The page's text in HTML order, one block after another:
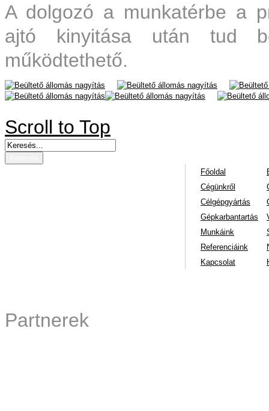
A dolgozó a munkatérbe a
ajtó kinyitása után tud
működtethető.
nagyítás
nagyítás
nagyítás
nagyítás
Scroll to Top
Főoldal
Cégünkről
Célgépgyártás
Gépkarbantartás
Munkáink
Referenciáink
Kapcsolat
Partnerek